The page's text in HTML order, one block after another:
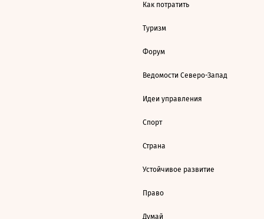
Как потратить
Туризм
Форум
Ведомости Северо-Запад
Идеи управления
Спорт
Страна
Устойчивое развитие
Право
Думай